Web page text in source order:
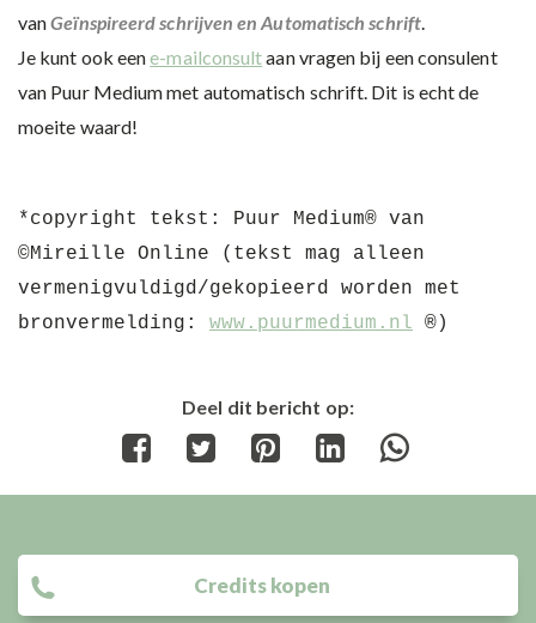
vanGeïnspireerd schrijven en Automatisch schrift.
Je kunt ook eene-mailconsultaan vragen bij een consulent
van Puur Medium met automatisch schrift. Dit is echt de
moeite waard!
*copyright tekst: Puur Medium® van
©Mireille Online (tekst mag alleen
vermenigvuldigd/gekopieerd worden met
bronvermelding: www.puurmedium.nl ®)
Deel dit bericht op:
Share
Share
Share
Share
Credits kopen